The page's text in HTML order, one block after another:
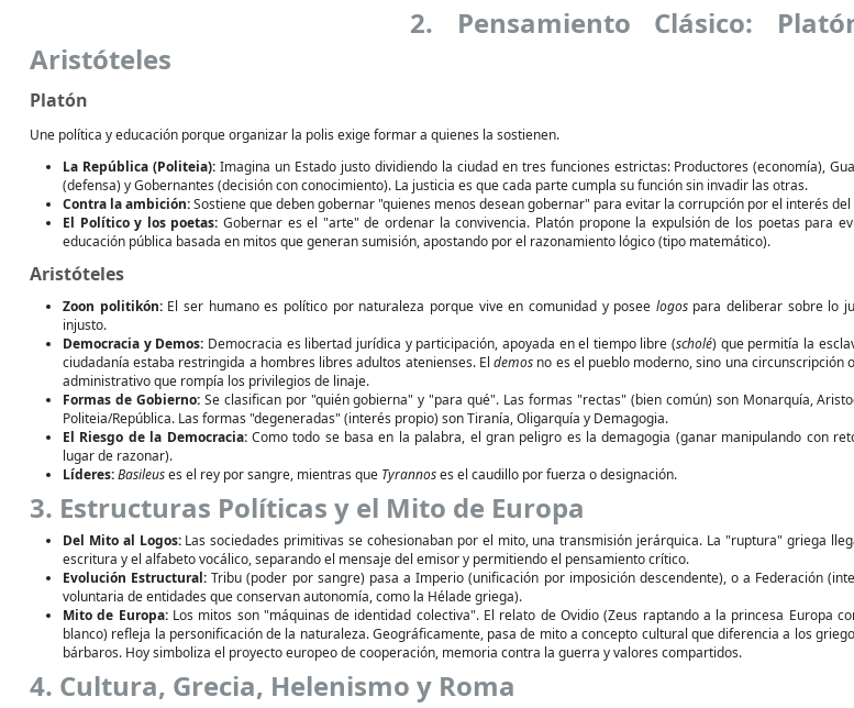
2. Pensamiento Clásico:
Aristóteles
Platón
Une política y educación porque organizar la polis exige formar a quienes la sostienen.
La República (Politeia):Imagina un Estado justo dividiendo la ciudad en tres funciones estrictas: Productores (economía),
(defensa) y Gobernantes (decisión con conocimiento). La justicia es que cada parte cumpla su función sin invadir las otras.
Contra la ambición:Sostiene que deben gobernar "quienes menos desean gobernar" para evitar la corrupción por el interés del
El Político y los poetas: Gobernar es el "arte" de ordenar la convivencia. Platón propone la expulsión de los poetas para
educación pública basada en mitos que generan sumisión, apostando por el razonamiento lógico (tipo matemático).
Aristóteles
Zoon politikón:El ser humano es político por naturaleza porque vive en comunidad y posee logospara deliberar sobre lo
injusto.
Democracia y Demos: Democracia es libertad jurídica y participación, apoyada en el tiempo libre (scholé) que permitía la
ciudadanía estaba restringida a hombres libres adultos atenienses. Eldemos no es el pueblo moderno, sino una circunscripción
administrativo que rompía los privilegios de linaje.
Formas de Gobierno:Se clasifican por "quién gobierna" y "para qué". Las formas "rectas" (bien común) son Monarquía,
Politeia/República. Las formas "degeneradas" (interés propio) son Tiranía, Oligarquía y Demagogia.
El Riesgo de la Democracia:Como todo se basa en la palabra, el gran peligro es la demagogia (ganar manipulando con
lugar de razonar).
Líderes:Basileuses el rey por sangre, mientras que Tyrannoses el caudillo por fuerza o designación.
3. Estructuras Políticas y el Mito de Europa
Del Mito al Logos:Las sociedades primitivas se cohesionaban por el mito, una transmisión jerárquica. La "ruptura" griega
escritura y el alfabeto vocálico, separando el mensaje del emisor y permitiendo el pensamiento crítico.
Evolución Estructural: Tribu (poder por sangre) pasa a Imperio (unificación por imposición descendente), o a Federación
voluntaria de entidades que conservan autonomía, como la Hélade griega).
Mito de Europa:Los mitos son "máquinas de identidad colectiva". El relato de Ovidio (Zeus raptando a la princesa Europa
blanco) refleja la personificación de la naturaleza. Geográficamente, pasa de mito a concepto cultural que diferencia a los
bárbaros. Hoy simboliza el proyecto europeo de cooperación, memoria contra la guerra y valores compartidos.
4. Cultura, Grecia, Helenismo y Roma